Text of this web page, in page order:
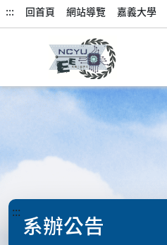
::: 回首頁 網站導覽 嘉義大學
::: 系辦公告